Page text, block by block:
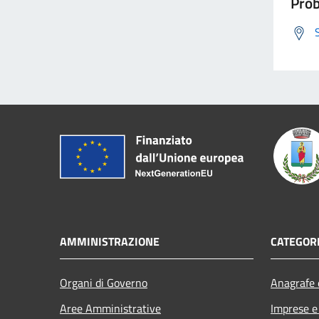
AMMINISTRAZIONE
Organi di Governo
Aree Amministrative
Imprese